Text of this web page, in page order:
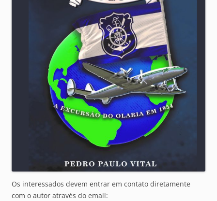
Os interessados devem entrar em contato diretamente
com o autor através do email: